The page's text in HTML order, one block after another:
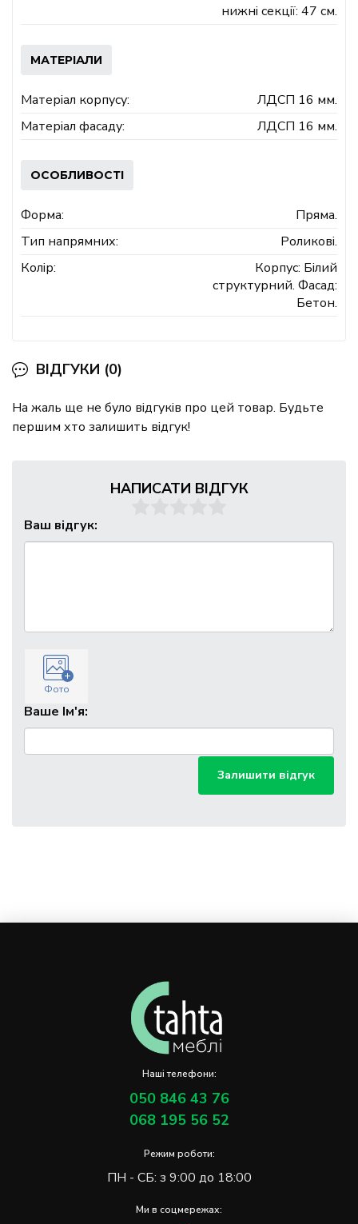
нижні секції: 47 см.
МАТЕРІАЛИ
Матеріал корпусу:
ЛДСП 16 мм.
Матеріал фасаду:
ЛДСП 16 мм.
ОСОБЛИВОСТІ
Форма:
Пряма.
Тип напрямних:
Роликові.
Колір:
Корпус: Білий
структурний. Фасад:
Бетон.
ВІДГУКИ (0)
На жаль ще не було відгуків про цей товар. Будьте
першим хто залишить відгук!
НАПИСАТИ ВІДГУК
Ваш відгук:
Фото
Ваше Ім'я:
Залишити відгук
Наші телефони:
050 846 43 76
068 195 56 52
Режим роботи:
ПН - СБ: з 9:00 до 18:00
Ми в соцмережах: